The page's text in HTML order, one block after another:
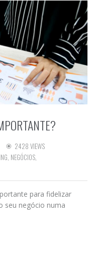
2428 VIEWS
NEGÓCIOS
para fidelizar
seu negócio numa